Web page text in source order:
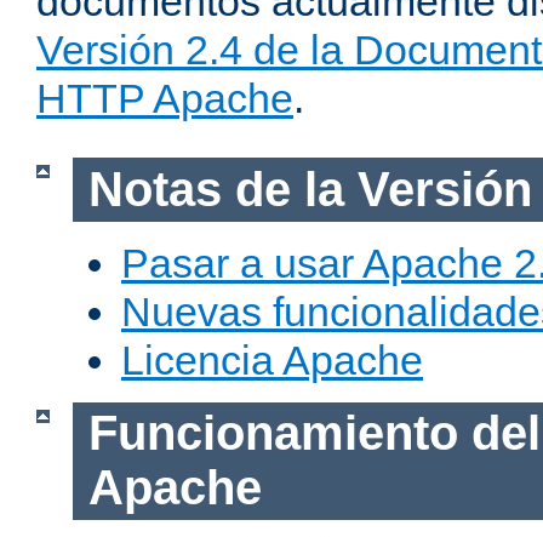
Versión 2.4 de la
HTTP Apache.
Notas de la Versión
Pasar a usar Apache
Nuevas
Licencia Apache
Funcionamiento
Apache